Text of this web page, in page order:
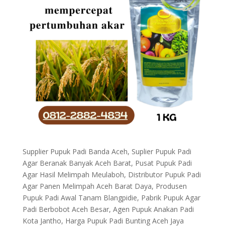
Supplier Pupuk Padi Banda Aceh, Suplier Pupuk Padi
Agar Beranak Banyak Aceh Barat, Pusat Pupuk Padi
Agar Hasil Melimpah Meulaboh, Distributor Pupuk Padi
Agar Panen Melimpah Aceh Barat Daya, Produsen
Pupuk Padi Awal Tanam Blangpidie, Pabrik Pupuk Agar
Padi Berbobot Aceh Besar, Agen Pupuk Anakan Padi
Kota Jantho, Harga Pupuk Padi Bunting Aceh Jaya